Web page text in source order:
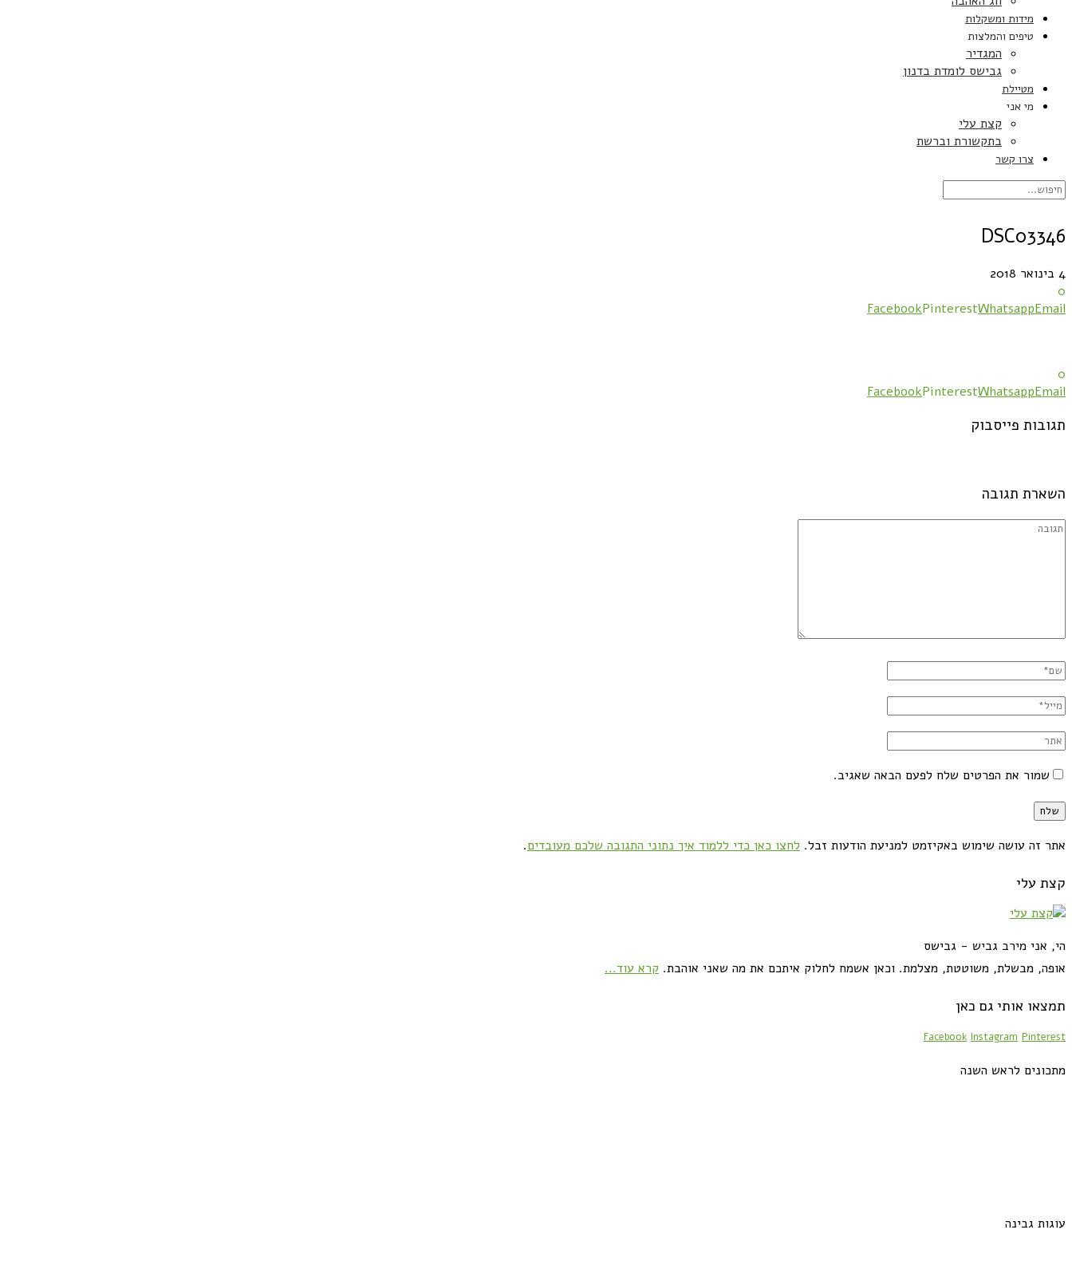
מידות ומשקלות
טיפים והמלצות
המגדיר
גבישס לומדת בדנון
מטיילת
מי אני
קצת עלי
בתקשורת וברשת
צרו קשר
DSC03346
4 בינואר 2018
0
FacebookPinterestWhatsappEmail
0
FacebookPinterestWhatsappEmail
תגובות פייסבוק
השארת תגובה
שמור את הפרטים שלח לפעם הבאה שאגיב.
אתר זה עושה שימוש באקיזמט למניעת הודעות זבל. לחצו כאן כדי ללמוד איך נתוני התגובה שלכם מעובדים.
קצת עלי
הי, אני מירב גביש - גבישס
אופה, מבשלת, משוטטת, מצלמת. וכאן אשמח לחלוק איתכם את מה שאני אוהבת. קרא עוד...
תמצאו אותי גם כאן
Facebook Instagram Pinterest
מתכונים לראש השנה
עוגות גבינה